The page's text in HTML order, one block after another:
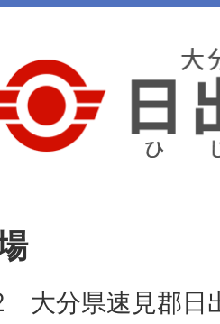
大分県速見郡日